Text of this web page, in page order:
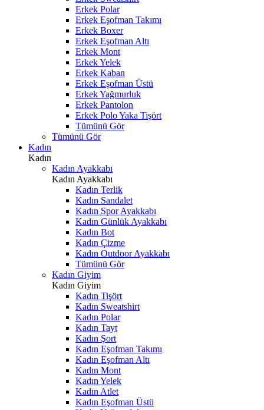
Erkek Polar
Erkek Eşofman Takımı
Erkek Boxer
Erkek Eşofman Altı
Erkek Mont
Erkek Yelek
Erkek Kaban
Erkek Eşofman Üstü
Erkek Yağmurluk
Erkek Pantolon
Erkek Polo Yaka Tişört
Tümünü Gör
Tümünü Gör
Kadın
Kadın
Kadın Ayakkabı
Kadın Ayakkabı
Kadın Terlik
Kadın Sandalet
Kadın Spor Ayakkabı
Kadın Günlük Ayakkabı
Kadın Bot
Kadın Çizme
Kadın Outdoor Ayakkabı
Tümünü Gör
Kadın Giyim
Kadın Giyim
Kadın Tişört
Kadın Sweatshirt
Kadın Polar
Kadın Tayt
Kadın Şort
Kadın Eşofman Takımı
Kadın Eşofman Altı
Kadın Mont
Kadın Yelek
Kadın Atlet
Kadın Eşofman Üstü